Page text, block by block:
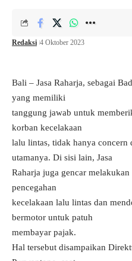
Redaksi 4 Oktober 2023
Bali – Jasa Raharja, sebagai
yang memiliki
tanggung jawab untuk
korban kecelakaan
lalu lintas, tidak hanya concern
utamanya. Di sisi lain, Jasa
Raharja juga gencar
pencegahan
kecelakaan lalu lintas dan
bermotor untuk patuh
membayar pajak.
Hal tersebut disampaikan